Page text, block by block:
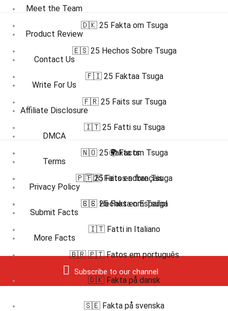
Meet the Team
Product Review
Contact Us
Write For Us
Affiliate Disclosure
DMCA
Terms
Privacy Policy
Submit Facts
More Facts
Subscribe to our channel
🇩🇰 25 Fakta om Tsuga
🇪🇸 25 Hechos Sobre Tsuga
🇫🇮 25 Faktaa Tsuga
🇫🇷 25 Faits sur Tsuga
🇮🇹 25 Fatti su Tsuga
🇳🇴 25 Fakta om Tsuga
🇵🇹 25 Fatos sobre Tsuga
🇸🇪 25 Fakta om Tsuga
🌍 Facts
🇫🇷 Faits en français
🇪🇸 Hechos en Español
🇮🇹 Fatti in Italiano
🇧🇷 🇵🇹 Fatos em português
🇩🇰 Fakta på dansk
🇸🇪 Fakta på svenska